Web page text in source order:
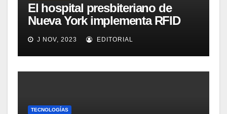
El hospital presbiteriano de
Nueva York implementa RFID
para mejorar el proceso de
inventario de equipamiento
médico
J NOV, 2023 EDITORIAL
TECNOLOGÍAS